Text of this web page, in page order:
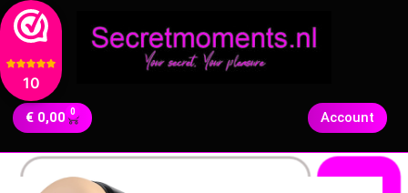
10
€ 0,00 0 Account